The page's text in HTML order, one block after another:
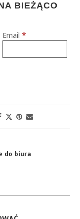
BIEŻĄCO
Email*
do biura